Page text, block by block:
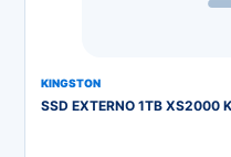
KINGSTON
SSD EXTERNO 1TB XS2000